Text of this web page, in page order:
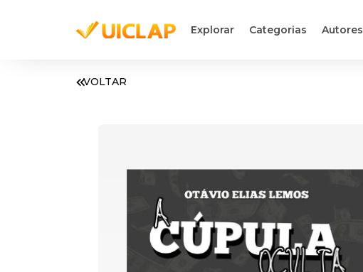
Explorar Categorias Autores
VOLTAR